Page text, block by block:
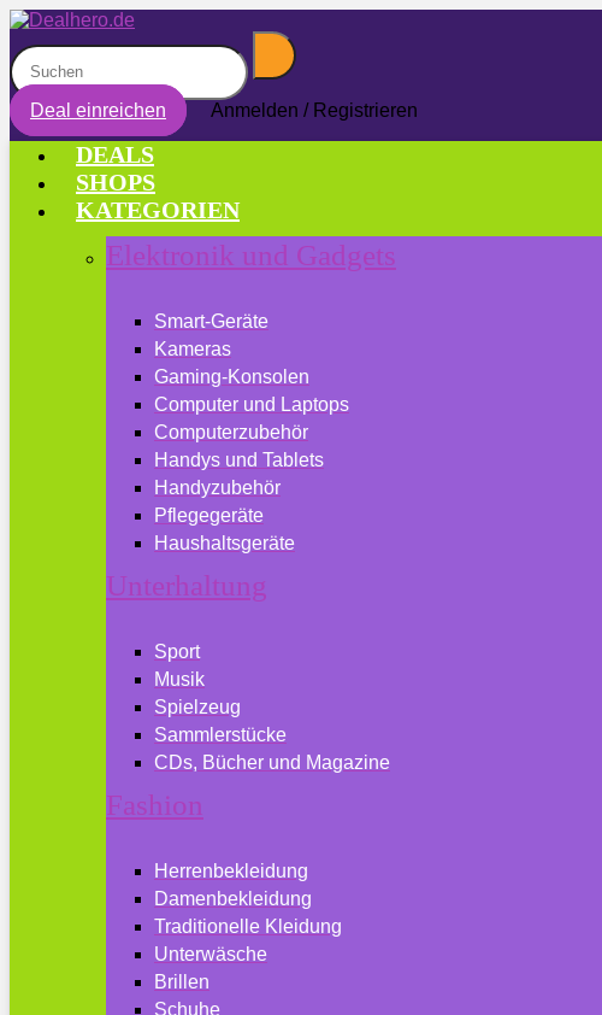
Deal einreichen Anmelden / Registrieren
DEALS
SHOPS
KATEGORIEN
Elektronik und Gadgets
Smart-Geräte
Kameras
Gaming-Konsolen
Computer und Laptops
Computerzubehör
Handys und Tablets
Handyzubehör
Pflegegeräte
Haushaltsgeräte
Unterhaltung
Sport
Musik
Spielzeug
Sammlerstücke
CDs, Bücher und Magazine
Fashion
Herrenbekleidung
Damenbekleidung
Traditionelle Kleidung
Unterwäsche
Brillen
Schuhe